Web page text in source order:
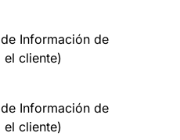
Información de
el cliente)
Información de
el cliente)